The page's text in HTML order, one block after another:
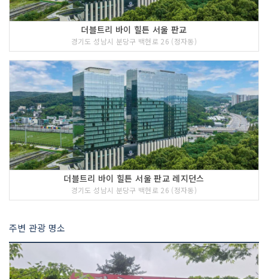
더블트리 바이 힐튼 서울 판교
경기도 성남시 분당구 백현로 26 (정자동)
더블트리 바이 힐튼 서울 판교 레지던스
경기도 성남시 분당구 백현로 26 (정자동)
주변 관광 명소